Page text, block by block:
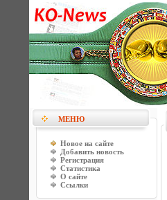
МЕНЮ
Новое на сайте
Добавить новость
Регистрация
Статистика
О сайте
Ссылки